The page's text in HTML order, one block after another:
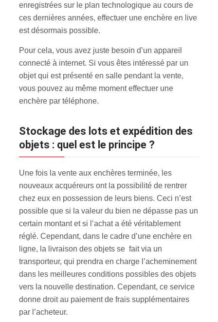
enregistrées sur le plan technologique au cours de
ces dernières années, effectuer une enchère en live
est désormais possible.
Pour cela, vous avez juste besoin d’un appareil
connecté à internet. Si vous êtes intéressé par un
objet qui est présenté en salle pendant la vente,
vous pouvez au même moment effectuer une
enchère par téléphone.
Stockage des lots et expédition des
objets : quel est le principe ?
Une fois la vente aux enchères terminée, les
nouveaux acquéreurs ont la possibilité de rentrer
chez eux en possession de leurs biens. Ceci n’est
possible que si la valeur du bien ne dépasse pas un
certain montant et si l’achat a été véritablement
réglé. Cependant, dans le cadre d’une enchère en
ligne, la livraison des objets se fait via un
transporteur, qui prendra en charge l’acheminement
dans les meilleures conditions possibles des objets
vers la nouvelle destination. Cependant, ce service
donne droit au paiement de frais supplémentaires
par l’acheteur.